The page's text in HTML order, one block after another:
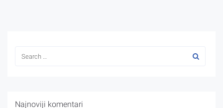
Najnoviji komentari